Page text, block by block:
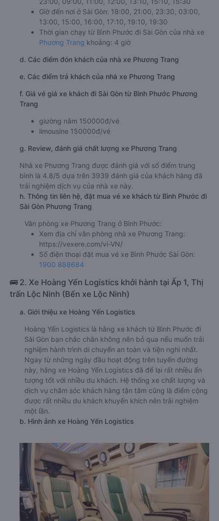
Giờ đến nơi ở Sài Gòn: 18:00, 21:00, 23:30, 03:00,
13:00, 15:00, 16:00, 17:10, 19:10, 19:30
Thời gian chạy từ Bình Phước đi Sài Gòn của nhà xe
Phương Trang khoảng: 4 giờ
d. Các điểm đón khách của nhà xe Phương Trang
e. Các điểm trả khách của nhà xe Phương Trang
f. Giá vé giá xe khách đi Sài Gòn từ Bình Phước Phương
Trang
giường nằm 150000đ/vé
limousine 150000đ/vé
g. Review, đánh giá chất lượng xe Phương Trang
Nhà xe Phương Trang được đánh giá với số điểm trung
bình là 4.8/5 dựa trên 3939 đánh giá của khách hàng đã
trải nghiệm dịch vụ của nhà xe này.
h. Thông tin liên hệ, đặt mua vé xe khách từ Bình Phước đi
Sài Gòn Phương Trang
Văn phòng xe Phương Trang ở Bình Phước:
Xem địa chỉ văn phòng nhà xe Phương Trang:
https://vexere.com/vi-VN/
Số điện thoại đặt mua vé xe Bình Phước Sài Gòn:
1900 888684
🚌 2. Xe Hoàng Yến Logistics khởi hành tại Ấp 1, Thị
trấn Lộc Ninh (Bến xe Lộc Ninh)
a. Giới thiệu xe Hoàng Yến Logistics
Hoàng Yến Logistics là hãng xe khách từ Bình Phước đi
Sài Gòn bạn chắc chắn không nên bỏ qua nếu muốn trải
nghiệm hành trình di chuyển an toàn và tiện nghi nhất.
Ngay từ những ngày đầu hoạt động trên tuyến đường
này, hãng xe Hoàng Yến Logistics đã để lại rất nhiều ấn
tượng tốt với nhiều du khách. Hệ thống xe chất lượng và
dịch vụ chăm sóc khách hàng tận tâm cũng là điểm cộng
được rất nhiều du khách khuyến khích nên trải nghiệm
một lần.
b. Hình ảnh xe Hoàng Yến Logistics